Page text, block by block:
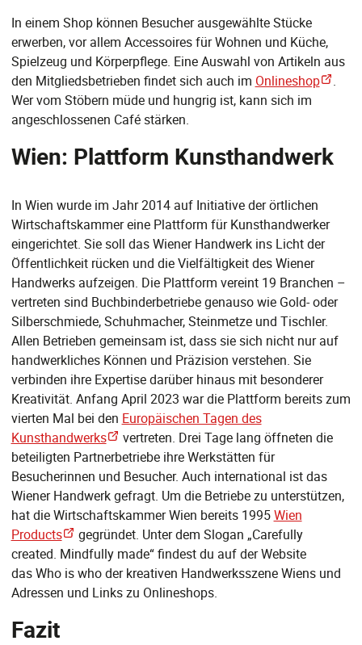
In einem Shop können Besucher ausgewählte Stücke
erwerben, vor allem Accessoires für Wohnen und Küche,
Spielzeug und Körperpflege. Eine Auswahl von Artikeln aus
den Mitgliedsbetrieben findet sich auch im Onlineshop
.
Wer vom Stöbern müde und hungrig ist, kann sich im
angeschlossenen Café stärken.
Wien: Plattform Kunsthandwerk
In Wien wurde im Jahr 2014 auf Initiative der örtlichen
Wirtschaftskammer eine Plattform für Kunsthandwerker
eingerichtet. Sie soll das Wiener Handwerk ins Licht der
Öffentlichkeit rücken und die Vielfältigkeit des Wiener
Handwerks aufzeigen. Die Plattform vereint 19 Branchen –
vertreten sind Buchbinderbetriebe genauso wie Gold- oder
Silberschmiede, Schuhmacher, Steinmetze und Tischler.
Allen Betrieben gemeinsam ist, dass sie sich nicht nur auf
handwerkliches Können und Präzision verstehen. Sie
verbinden ihre Expertise darüber hinaus mit besonderer
Kreativität. Anfang April 2023 war die Plattform bereits zum
vierten Mal bei den Europäischen Tagen des
Kunsthandwerks
vertreten. Drei Tage lang öffneten die
beteiligten Partnerbetriebe ihre Werkstätten für
Besucherinnen und Besucher. Auch international ist das
Wiener Handwerk gefragt. Um die Betriebe zu unterstützen,
hat die Wirtschaftskammer Wien bereits 1995Wien
Products
gegründet. Unter dem Slogan „Carefully
created. Mindfully made“ findest du auf der Website
das Who is who der kreativen Handwerksszene Wiens und
Adressen und Links zu Onlineshops.
Fazit